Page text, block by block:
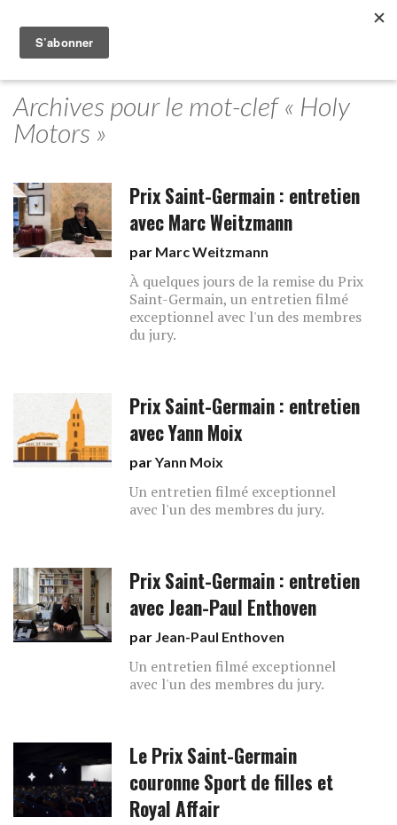
Archives pour le mot-clef « Holy
Motors »
Prix Saint-Germain : entretien
avec Marc Weitzmann
par Marc Weitzmann
À quelques jours de la remise du Prix
Saint-Germain, un entretien filmé
exceptionnel avec l'un des membres
du jury.
Prix Saint-Germain : entretien
avec Yann Moix
parYann Moix
Un entretien filmé exceptionnel
avec l'un des membres du jury.
Prix Saint-Germain : entretien
avec Jean-Paul Enthoven
par Jean-Paul Enthoven
Un entretien filmé exceptionnel
avec l'un des membres du jury.
Le Prix Saint-Germain
couronne Sport de filles et
Royal Affair